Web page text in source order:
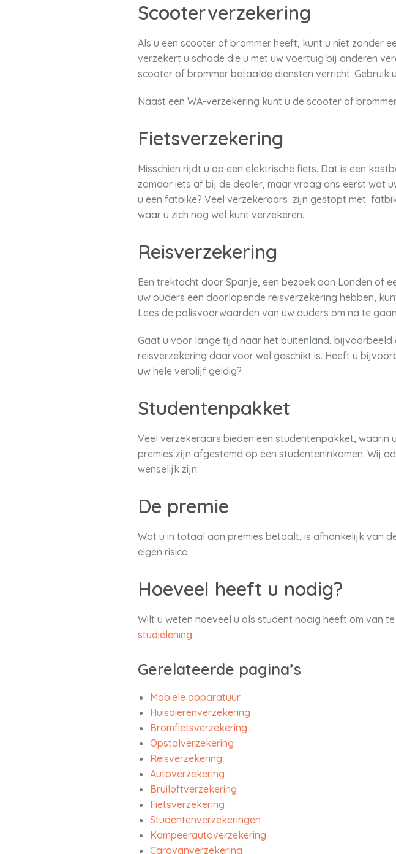
Scooterverzekering
Als u een scooter of brommer heeft, kunt u niet zonder
verzekert u schade die u met uw voertuig bij anderen
scooter of brommer betaalde diensten verricht. Gebruik
Naast een WA-verzekering kunt u de scooter of
Fietsverzekering
Misschien rijdt u op een elektrische fiets. Dat is een
zomaar iets af bij de dealer, maar vraag ons eerst wat
u een fatbike? Veel verzekeraars zijn gestopt met
waar u zich nog wel kunt verzekeren.
Reisverzekering
Een trektocht door Spanje, een bezoek aan Londen of
uw ouders een doorlopende reisverzekering hebben,
Lees de polisvoorwaarden van uw ouders om na te
Gaat u voor lange tijd naar het buitenland,
reisverzekering daarvoor wel geschikt is. Heeft u
uw hele verblijf geldig?
Studentenpakket
Veel verzekeraars bieden een studentenpakket, waarin
premies zijn afgestemd op een studenteninkomen. Wij
wenselijk zijn.
De premie
Wat u in totaal aan premies betaalt, is afhankelijk van
eigen risico.
Hoeveel heeft u nodig?
Wilt u weten hoeveel u als student nodig heeft om van
studielening.
Gerelateerde pagina’s
Mobiele apparatuur
Huisdierenverzekering
Bromfietsverzekering
Opstalverzekering
Reisverzekering
Autoverzekering
Bruiloftverzekering
Fietsverzekering
Studentenverzekeringen
Kampeerautoverzekering
Caravanverzekering